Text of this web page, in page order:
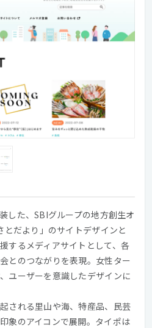
した、SBIグループの地方創生オ
とだより」のサイトデザインと
するメディアサイトとして、各
とのつながりを表現。女性ター
ユーザーを意識したデザインに
される里山や海、特産品、民芸
象のアイコンで展開。タイポは